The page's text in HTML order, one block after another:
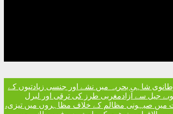
شاہی بحریہ میں نشے اور جنسی زیادتیوں کے
مغربی طرز کی ترقی اور لبرل
میں صیہونی مظالم کے خلاف مظاہروں میں تیزی،